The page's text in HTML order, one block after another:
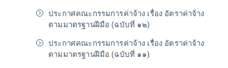
ประกาศคณะกรรมการค่าจ้าง เรื่อง อัตราค่าจ้าง
ตามมาตรฐานฝีมือ (ฉบับที่ ๑๒)
ประกาศคณะกรรมการค่าจ้าง เรื่อง อัตราค่าจ้าง
ตามมาตรฐานฝีมือ (ฉบับที่ ๑๑)